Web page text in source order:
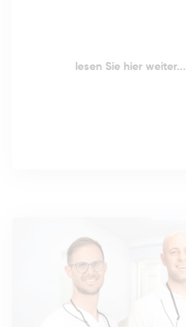
lesen Sie hier weiter...